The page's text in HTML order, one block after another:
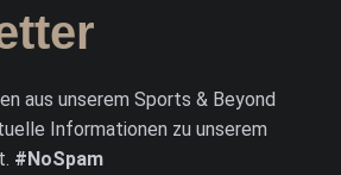
aus unserem Sports & Beyond
Informationen zu unserem
#NoSpam